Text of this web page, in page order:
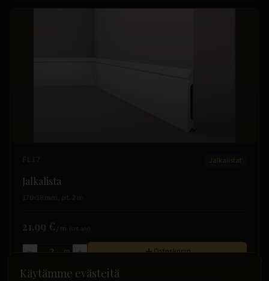
FL17 Jalkalistat
Jalkalista
170x18 mm, pit. 2 m
21.99 € /m
m Ostoskoriin
Käytämme evästeitä